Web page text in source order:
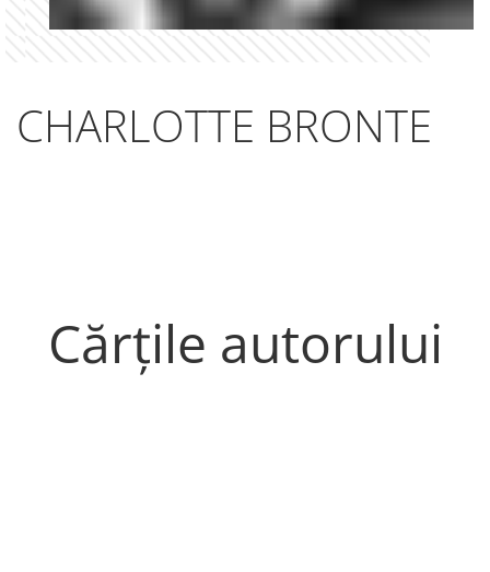
CHARLOTTE BRONTE
Cărțile autorului